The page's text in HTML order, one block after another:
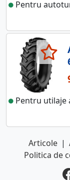
Pentru
Pentru utilaje
Articole |
Politica de